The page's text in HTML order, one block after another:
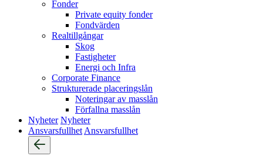
Fonder
Private equity fonder
Fondvärden
Realtillgångar
Skog
Fastigheter
Energi och Infra
Corporate Finance
Strukturerade placeringslån
Noteringar av masslån
Förfallna masslån
Nyheter Nyheter
Ansvarsfullhet Ansvarsfullhet